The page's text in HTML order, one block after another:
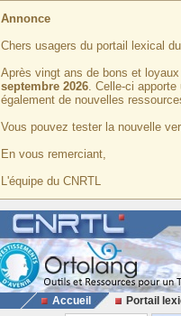
Annonce
Chers usagers du portail lexical
Après vingt ans de bons et
septembre 2026. Celle-ci
également de nouvelles
Vous pouvez tester la nouvelle
En vous remerciant,
L'équipe du CNRTL
Accueil Portail